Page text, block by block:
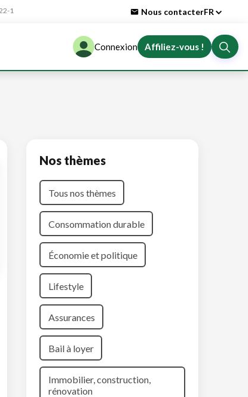
1 Nous contacterFR
Connexion Affiliez-vous !
Nos thèmes
Tous nos thèmes
Consommation durable
Économie et politique
Lifestyle
Assurances
Bail à loyer
Immobilier, construction,
rénovation